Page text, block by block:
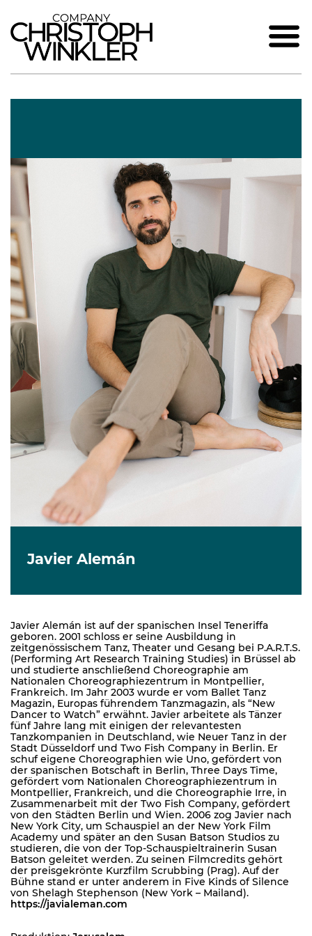
Javier Alemán
Javier Alemán ist auf der spanischen Insel Teneriffa
geboren. 2001 schloss er seine Ausbildung in
zeitgenössischem Tanz, Theater und Gesang bei P.A.R.T.S.
(Performing Art Research Training Studies) in Brüssel ab
und studierte anschließend Choreographie am
Nationalen Choreographiezentrum in Montpellier,
Frankreich. Im Jahr 2003 wurde er vom Ballet Tanz
Magazin, Europas führendem Tanzmagazin, als “New
Dancer to Watch” erwähnt. Javier arbeitete als Tänzer
fünf Jahre lang mit einigen der relevantesten
Tanzkompanien in Deutschland, wie Neuer Tanz in der
Stadt Düsseldorf und Two Fish Company in Berlin. Er
schuf eigene Choreographien wie Uno, gefördert von
der spanischen Botschaft in Berlin, Three Days Time,
gefördert vom Nationalen Choreographiezentrum in
Montpellier, Frankreich, und die Choreographie Irre, in
Zusammenarbeit mit der Two Fish Company, gefördert
von den Städten Berlin und Wien. 2006 zog Javier nach
New York City, um Schauspiel an der New York Film
Academy und später an den Susan Batson Studios zu
studieren, die von der Top-Schauspieltrainerin Susan
Batson geleitet werden. Zu seinen Filmcredits gehört
der preisgekrönte Kurzfilm Scrubbing (Prag). Auf der
Bühne stand er unter anderem in Five Kinds of Silence
von Shelagh Stephenson (New York – Mailand).
https://javialeman.com